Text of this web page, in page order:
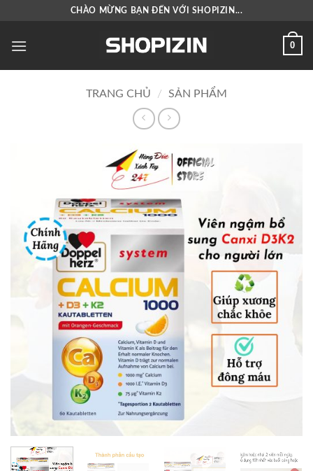
nội
CHÀO MỪNG BẠN ĐẾN VỚI SHOPIZIN...
0
TRANG CHỦ / SẢN PHẨM